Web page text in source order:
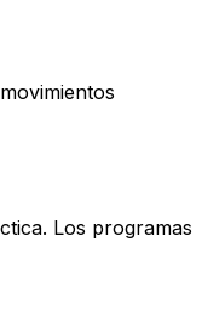
Los programas